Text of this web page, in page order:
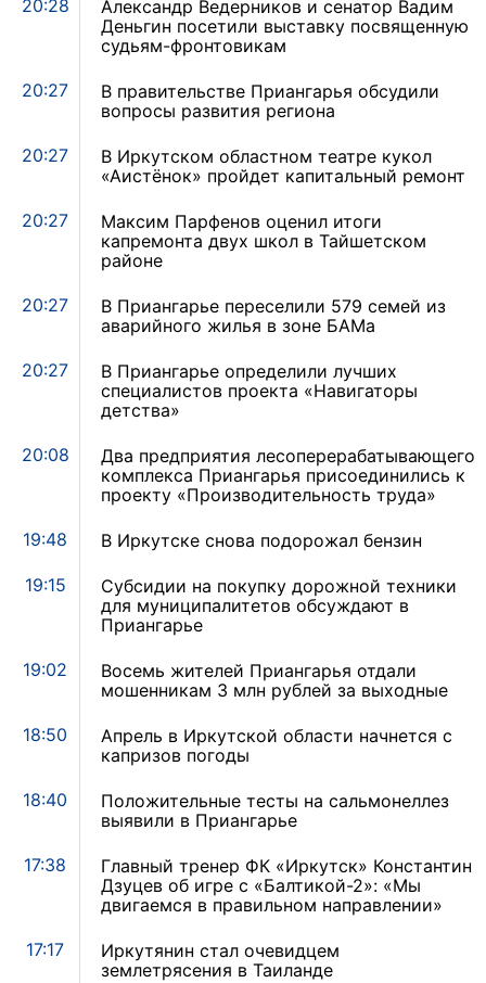
20:28
Александр Ведерников и сенатор Вадим
Деньгин посетили выставку посвященную
судьям-фронтовикам
20:27
В правительстве Приангарья обсудили
вопросы развития региона
20:27
В Иркутском областном театре кукол
«Аистёнок» пройдет капитальный ремонт
20:27
Максим Парфенов оценил итоги
капремонта двух школ в Тайшетском
районе
20:27
В Приангарье переселили 579 семей из
аварийного жилья в зоне БАМа
20:27
В Приангарье определили лучших
специалистов проекта «Навигаторы
детства»
20:08
Два предприятия лесоперерабатывающего
комплекса Приангарья присоединились к
проекту «Производительность труда»
19:48 В Иркутске снова подорожал бензин
19:15
Субсидии на покупку дорожной техники
для муниципалитетов обсуждают в
Приангарье
19:02
Восемь жителей Приангарья отдали
мошенникам 3 млн рублей за выходные
18:50
Апрель в Иркутской области начнется с
капризов погоды
18:40
Положительные тесты на сальмонеллез
выявили в Приангарье
17:38
Главный тренер ФК «Иркутск» Константин
Дзуцев об игре с «Балтикой-2»: «Мы
двигаемся в правильном направлении»
17:17
Иркутянин стал очевидцем
землетрясения в Таиланде